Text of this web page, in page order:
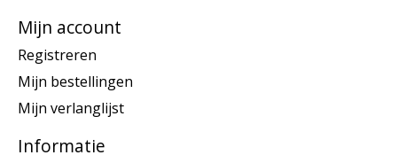
Mijn account
Registreren
Mijn bestellingen
Mijn verlanglijst
Informatie